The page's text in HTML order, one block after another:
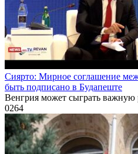
Сиярто: Мирное соглашение
быть подписано в Будапеште
Венгрия может сыграть
0264